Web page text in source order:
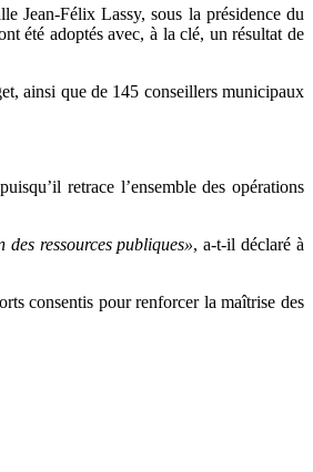
Jean-Félix Lassy, sous la présidence du
été adoptés avec, à la clé, un résultat de
ainsi que de 145 conseillers municipaux
retrace l’ensemble des opérations
ressources publiques», a-t-il déclaré à
consentis pour renforcer la maîtrise des